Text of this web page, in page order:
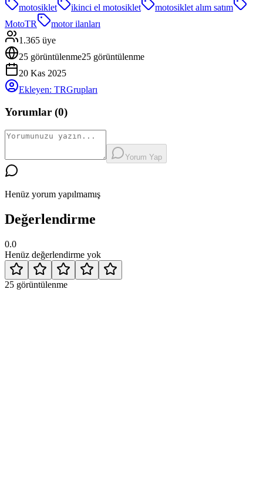
motosiklet ikinci el motosiklet
motosiklet alım satım
MotoTR
motor ilanları
1.365 üye
25 görüntülenme25 görüntülenme
20 Kas 2025
Ekleyen: TRGrupları
Yorumlar (0)
Yorum Yap
Henüz yorum yapılmamış
Değerlendirme
0.0
Henüz değerlendirme yok
25 görüntülenme